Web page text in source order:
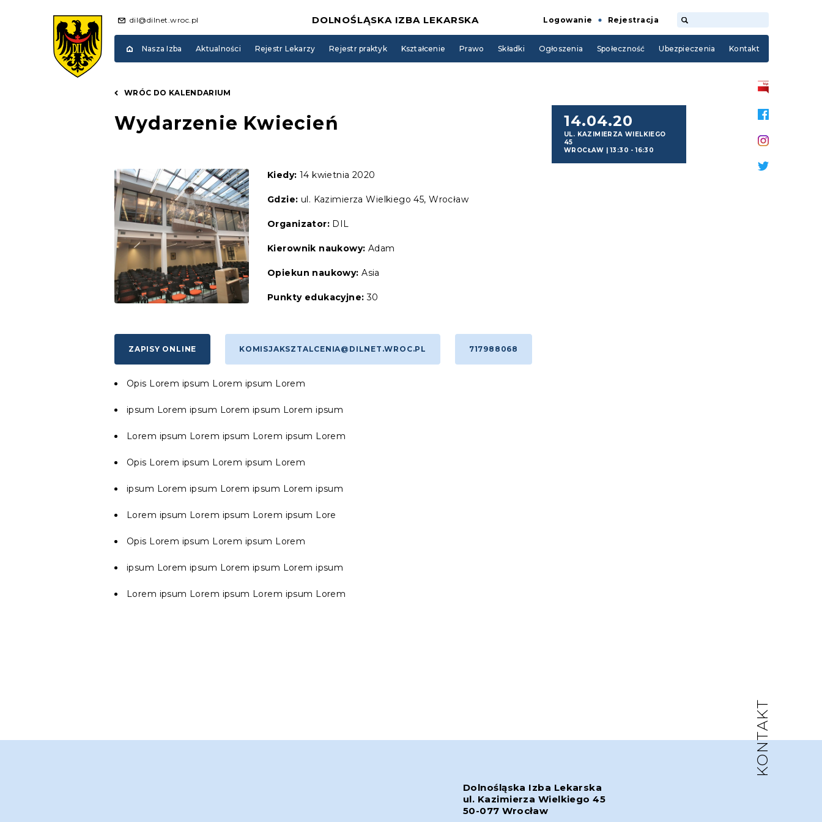
dil@dilnet.wroc.pl DOLNOŚLĄSKA IZBA LEKARSKA Logowanie Rejestracja
Nasza Izba Aktualności Rejestr Lekarzy Rejestr praktyk Kształcenie Prawo Składki Ogłoszenia Społeczność Ubezpieczenia Kontakt
WRÓC DO KALENDARIUM
Wydarzenie Kwiecień 14.04.20
UL. KAZIMIERZA WIELKIEGO
45
WROCŁAW | 13:30 - 16:30
Kiedy: 14 kwietnia 2020
Gdzie: ul. Kazimierza Wielkiego 45, Wrocław
Organizator: DIL
Kierownik naukowy: Adam
Opiekun naukowy: Asia
Punkty edukacyjne: 30
ZAPISY ONLINE KOMISJAKSZTALCENIA@DILNET.WROC.PL 717988068
Opis Lorem ipsum Lorem ipsum Lorem
ipsum Lorem ipsum Lorem ipsum Lorem ipsum
Lorem ipsum Lorem ipsum Lorem ipsum Lorem
Opis Lorem ipsum Lorem ipsum Lorem
ipsum Lorem ipsum Lorem ipsum Lorem ipsum
Lorem ipsum Lorem ipsum Lorem ipsum Lore
Opis Lorem ipsum Lorem ipsum Lorem
ipsum Lorem ipsum Lorem ipsum Lorem ipsum
Lorem ipsum Lorem ipsum Lorem ipsum Lorem
KONTAKT
Dolnośląska Izba Lekarska
ul. Kazimierza Wielkiego 45
50-077 Wrocław